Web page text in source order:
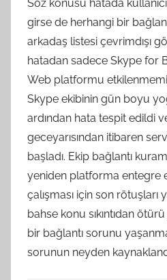
Söz konusu hatada
girse de herhangi bir
arkadaş listesi çevrimdışı
hatadan sadece Skype for
Web platformu
Skype ekibinin gün boyu
ardından hata tespit edildi
geceyarısından itibaren
başladı. Ekip bağlantı
yeniden platforma entegre
çalışması için son rötuşları
bahse konu sıkıntıdan
bir bağlantı sorunu
sorunun neyden